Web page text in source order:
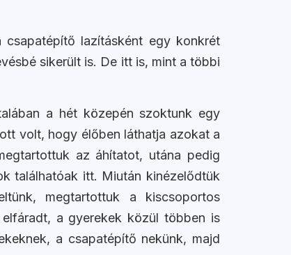
lazításként egy konkrét
sikerült is. De itt is, mint a többi
a hét közepén szoktunk egy
volt, hogy élőben láthatja azokat a
az áhítatot, utána pedig
találhatóak itt. Miután kinézelődtük
megtartottuk a kiscsoportos
a gyerekek közül többen is
a csapatépítő nekünk, majd